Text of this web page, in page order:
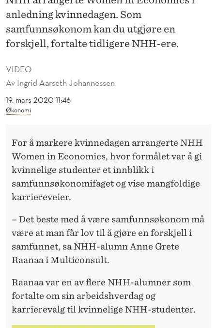
V
N
E
R
T
VIDEO
Av Ingrid Aarseth Johannessen
19. mars 2020 11:46
Økonomi
anledning kvinnedagen. Som
samfunnsøkonom kan du utgjøre en
forskjell, fortalte tidligere NHH-ere.
For å markere kvinnedagen arrangerte NHH
Women in Economics, hvor formålet var å gi
kvinnelige studenter et innblikk i
samfunnsøkonomifaget og vise mangfoldige
karriereveier.
– Det beste med å være samfunnsøkonom må
være at man får lov til å gjøre en forskjell i
samfunnet, sa NHH-alumn Anne Grete
Raanaa i Multiconsult.
Raanaa var en av flere NHH-alumner som
fortalte om sin arbeidshverdag og
karrierevalg til kvinnelige NHH-studenter.